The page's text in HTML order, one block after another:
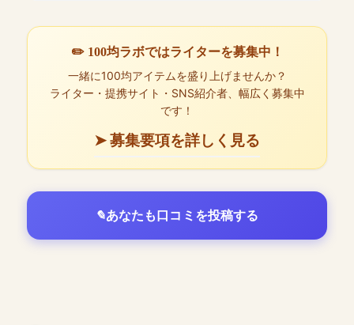
✏️ 100均ラボではライターを募集中！
一緒に100均アイテムを盛り上げませんか？
ライター・提携サイト・SNS紹介者、幅広く募集中
です！
➤ 募集要項を詳しく見る
あなたも口コミを投稿する